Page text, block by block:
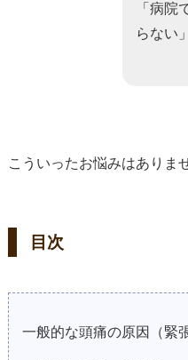
「病院
らない」
こういったお悩みはありま
目次
一般的な頭痛の原因（緊